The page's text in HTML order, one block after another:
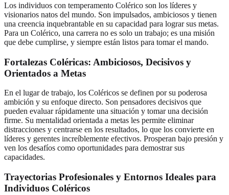
Los individuos con temperamento Colérico son los líderes y
visionarios natos del mundo. Son impulsados, ambiciosos y tienen
una creencia inquebrantable en su capacidad para lograr sus metas.
Para un Colérico, una carrera no es solo un trabajo; es una misión
que debe cumplirse, y siempre están listos para tomar el mando.
Fortalezas Coléricas: Ambiciosos, Decisivos y
Orientados a Metas
En el lugar de trabajo, los Coléricos se definen por su poderosa
ambición y su enfoque directo. Son pensadores decisivos que
pueden evaluar rápidamente una situación y tomar una decisión
firme. Su mentalidad orientada a metas les permite eliminar
distracciones y centrarse en los resultados, lo que los convierte en
líderes y gerentes increíblemente efectivos. Prosperan bajo presión y
ven los desafíos como oportunidades para demostrar sus
capacidades.
Trayectorias Profesionales y Entornos Ideales para
Individuos Coléricos